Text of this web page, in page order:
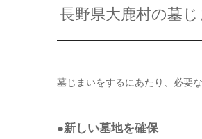
長野県大鹿村の墓
墓じまいをするにあたり、必要
●新しい墓地を確保